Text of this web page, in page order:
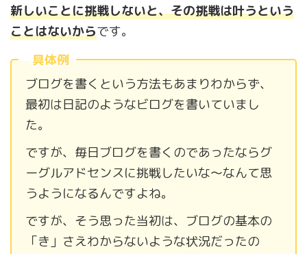
新しいことに挑戦しないと、その挑戦は叶うという
ことはないからです。
具体例
ブログを書くという方法もあまりわからず、
最初は日記のようなビログを書いていまし
た。
ですが、毎日ブログを書くのであったならグ
ーグルアドセンスに挑戦したいな〜なんて思
うようになるんですよね。
ですが、そう思った当初は、ブログの基本の
「き」さえわからないような状況だったの